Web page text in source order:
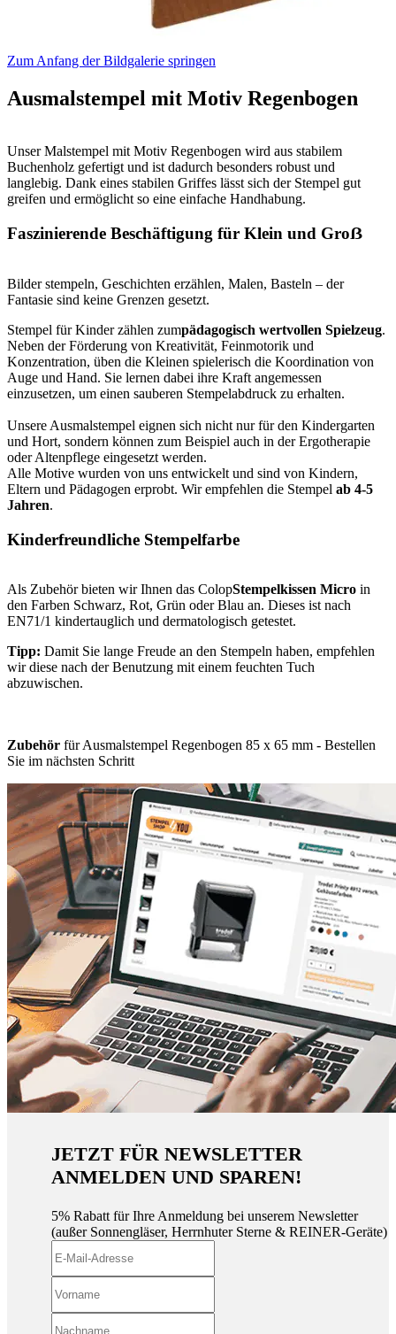
Zum Anfang der Bildgalerie springen
Ausmalstempel mit Motiv Regenbogen
Unser Malstempel mit Motiv Regenbogen wird aus stabilem
Buchenholz gefertigt und ist dadurch besonders robust und
langlebig. Dank eines stabilen Griffes lässt sich der Stempel gut
greifen und ermöglicht so eine einfache Handhabung.
Faszinierende Beschäftigung für Klein und Groẞ
Bilder stempeln, Geschichten erzählen, Malen, Basteln – der
Fantasie sind keine Grenzen gesetzt.
Stempel für Kinder zählen zumpädagogisch wertvollen Spielzeug.
Neben der Förderung von Kreativität, Feinmotorik und
Konzentration, üben die Kleinen spielerisch die Koordination von
Auge und Hand. Sie lernen dabei ihre Kraft angemessen
einzusetzen, um einen sauberen Stempelabdruck zu erhalten.
Unsere Ausmalstempel eignen sich nicht nur für den Kindergarten
und Hort, sondern können zum Beispiel auch in der Ergotherapie
oder Altenpflege eingesetzt werden.
Alle Motive wurden von uns entwickelt und sind von Kindern,
Eltern und Pädagogen erprobt. Wir empfehlen die Stempel ab 4-5
Jahren.
Kinderfreundliche Stempelfarbe
Als Zubehör bieten wir Ihnen das ColopStempelkissen Micro in
den Farben Schwarz, Rot, Grün oder Blau an. Dieses ist nach
EN71/1 kindertauglich und dermatologisch getestet.
Tipp: Damit Sie lange Freude an den Stempeln haben, empfehlen
wir diese nach der Benutzung mit einem feuchten Tuch
abzuwischen.
Zubehör für Ausmalstempel Regenbogen 85 x 65 mm - Bestellen
Sie im nächsten Schritt
JETZT FÜR NEWSLETTER
ANMELDEN UND SPAREN!
5% Rabatt für Ihre Anmeldung bei unserem Newsletter
(außer Sonnengläser, Herrnhuter Sterne & REINER-Geräte)